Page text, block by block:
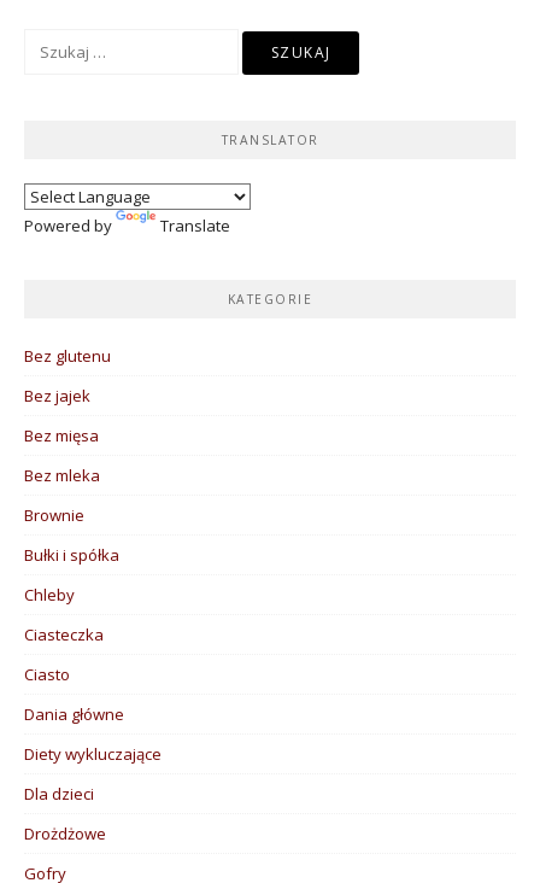
Szukaj:
TRANSLATOR
Powered by Translate
KATEGORIE
Bez glutenu
Bez jajek
Bez mięsa
Bez mleka
Brownie
Bułki i spółka
Chleby
Ciasteczka
Ciasto
Dania główne
Diety wykluczające
Dla dzieci
Drożdżowe
Gofry